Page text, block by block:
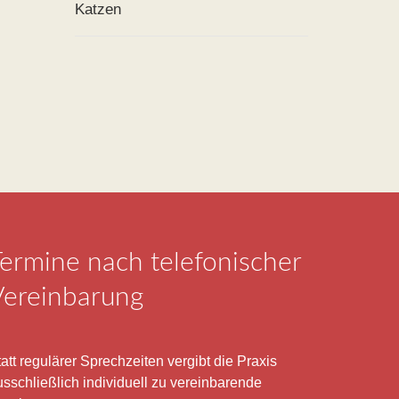
Katzen
Termine nach telefonischer
regulärer Sprechzeiten vergibt die Praxis
individuell zu vereinbarende